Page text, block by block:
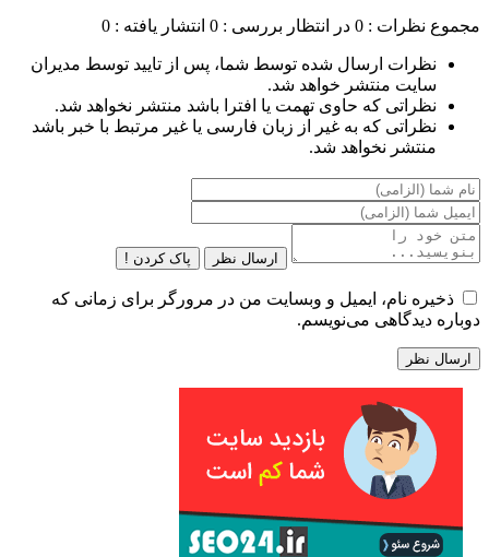
مجموع نظرات : 0 در انتظار بررسی : 0 انتشار یافته : 0
نظرات ارسال شده توسط شما، پس از تایید توسط مدیران
سایت منتشر خواهد شد.
نظراتی که حاوی تهمت یا افترا باشد منتشر نخواهد شد.
نظراتی که به غیر از زبان فارسی یا غیر مرتبط با خبر باشد
منتشر نخواهد شد.
ارسال نظر پاک کردن !
ذخیره نام، ایمیل و وبسایت من در مرورگر برای زمانی که
دوباره دیدگاهی می‌نویسم.